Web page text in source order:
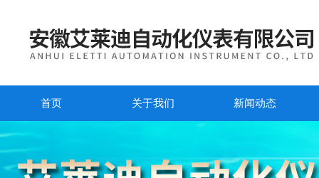
首页 关于我们 新闻动态